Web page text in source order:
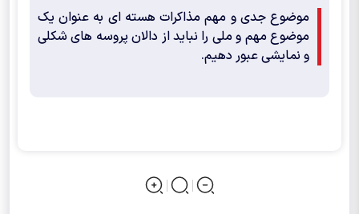
موضوع جدی و مهم مذاکرات هسته ای به عنوان یک
موضوع مهم و ملی را نباید از دالان پروسه های شکلی
و نمایشی عبور دهیم.